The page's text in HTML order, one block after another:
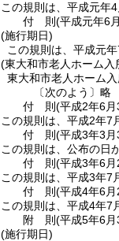
この規則は、平成元年
付 則(平成元年6
(施行期日)
この規則は、平成元
(東大和市老人ホーム
東大和市老人ホーム
〔次のよう〕略
付 則(平成2年6
この規則は、平成2年7
付 則(平成3年3
この規則は、公布の日
付 則(平成3年6
この規則は、平成3年7
付 則(平成4年6
この規則は、平成4年7
附 則(平成5年6
(施行期日)